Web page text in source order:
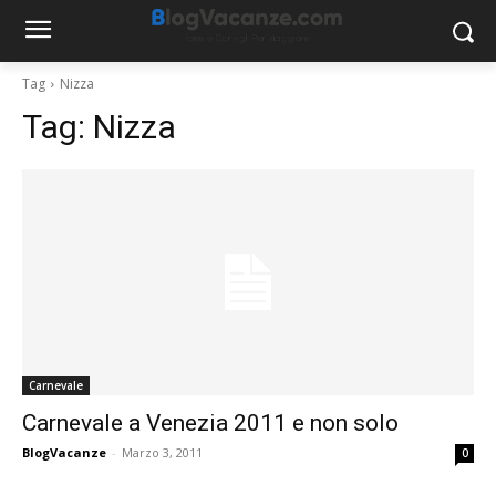
Tag Nizza
Tag: Nizza
Carnevale
Carnevale a Venezia 2011 e non solo
BlogVacanze - Marzo 3, 2011 0